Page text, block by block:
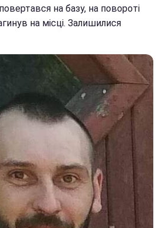
на базу, на повороті
на місці. Залишилися